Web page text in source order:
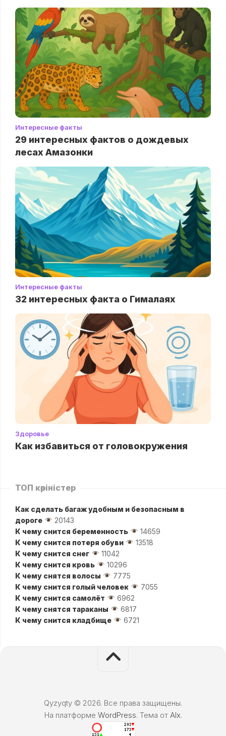
Интересные факты
29 интересных фактов о дождевых
лесах Амазонки
Интересные факты
32 интересных факта о Гималаях
Здоровье
Как избавиться от головокружения
ТОП көріністер
Как сделать багаж удобным и безопасным в
дороге
20143
К чему снится беременность
14659
К чему снится потеря обуви
13518
К чему снится снег
11042
К чему снится кровь
10296
К чему снятся волосы
7775
К чему снится голый человек
7055
К чему снится самолёт
6962
К чему снятся тараканы
6817
К чему снится кладбище
6721
Qyzyqty © 2026. Все права защищены.
На платформе WordPress. Тема от Alx.